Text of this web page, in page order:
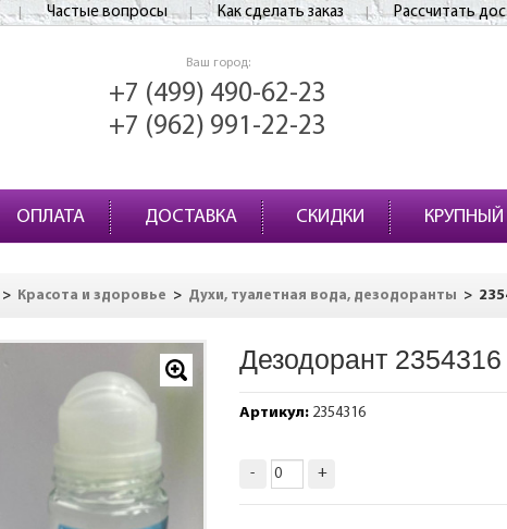
Частые вопросы Как сделать заказ Рассчитать
Ваш город:
+7 (499) 490-62-23
+7 (962) 991-22-23
ОПЛАТА ДОСТАВКА СКИДКИ
> Красота и здоровье > Духи, туалетная вода, дезодоранты >
Дезодорант 2354316
Артикул:2354316
- +